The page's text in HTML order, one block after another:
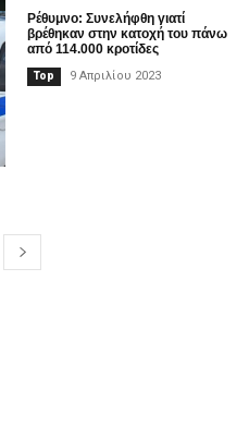
Ρέθυμνο: Συνελήφθη γιατί
βρέθηκαν στην κατοχή του πάνω
από 114.000 κροτίδες
Top 9 Απριλίου 2023